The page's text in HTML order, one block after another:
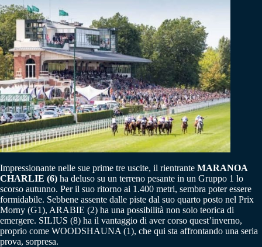
Impressionante nelle sue prime tre uscite, il rientrante MARANOA
CHARLIE (6) ha deluso su un terreno pesante in un Gruppo 1 lo
scorso autunno. Per il suo ritorno ai 1.400 metri, sembra poter essere
formidabile. Sebbene assente dalle piste dal suo quarto posto nel Prix
Morny (G1), ARABIE (2) ha una possibilità non solo teorica di
emergere. SILIUS (8) ha il vantaggio di aver corso quest’inverno,
proprio come WOODSHAUNA (1), che qui sta affrontando una seria
prova, sorpresa.